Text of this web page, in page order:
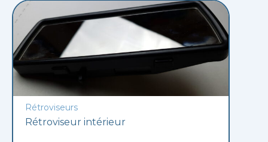
Rétroviseurs
Rétroviseur intérieur